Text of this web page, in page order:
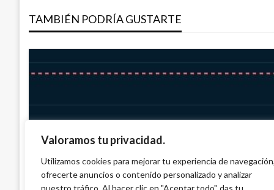
Valoramos tu privacidad.
Utilizamos cookies para mejorar tu experiencia de navegación,
ofrecerte anuncios o contenido personalizado y analizar
nuestro tráfico. Al hacer clic en "Aceptar todo", das tu
entradas
TAMBIÉN PODRÍA GUSTARTE
ECONOMÍA
Indicadores Económicos
Ariel Cabrera jueves julio 16, 2026
ECONOMÍA
Comienza a operar en Colombia la
Capitales